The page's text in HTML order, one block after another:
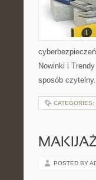
Nowinki i
sposób
CATEGORIES:
POSTED BY